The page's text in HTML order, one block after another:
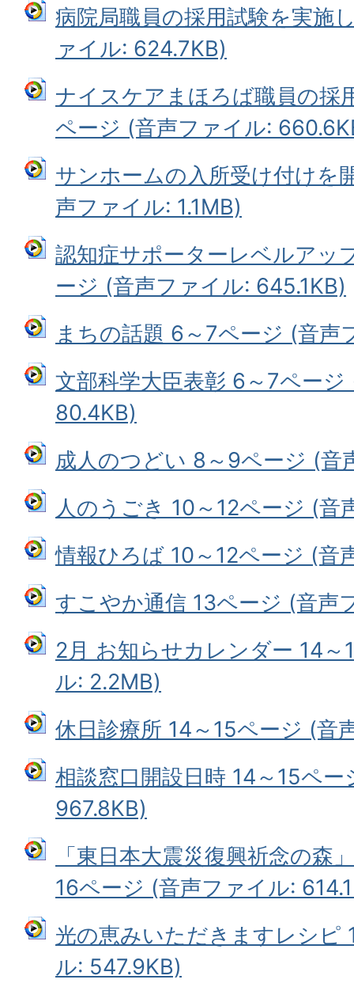
病院局職員の採用試験を実施
ァイル: 624.7KB)
ナイスケアまほろば職員の採
ページ (音声ファイル:
サンホームの入所受け付けを
声ファイル: 1.1MB)
認知症サポーターレベルアッ
ージ (音声ファイル: 645.1KB)
まちの話題 6～7ページ (音声
文部科学大臣表彰 6～7ペー
80.4KB)
成人のつどい 8～9ページ (音
人のうごき 10～12ページ (音
情報ひろば 10～12ページ (音
すこやか通信 13ページ (音声
2月 お知らせカレンダー 14
ル: 2.2MB)
休日診療所 14～15ページ (音
相談窓口開設日時 14～15ペ
967.8KB)
「東日本大震災復興祈念の森
16ページ (音声ファイル:
光の恵みいただきますレシピ
ル: 547.9KB)